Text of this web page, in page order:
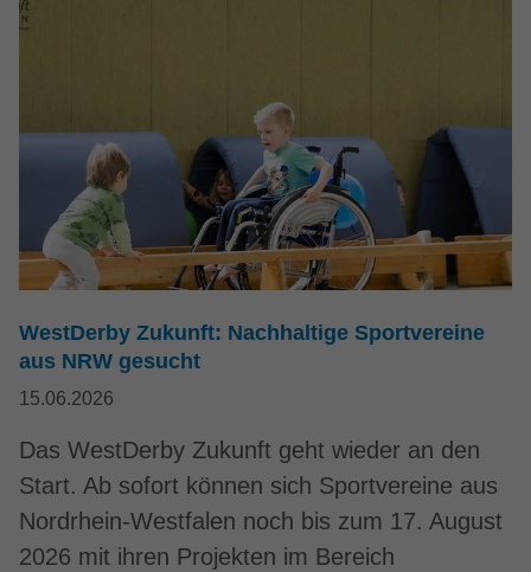
WestDerby Zukunft: Nachhaltige Sportvereine
aus NRW gesucht
15.06.2026
Das WestDerby Zukunft geht wieder an den
Start. Ab sofort können sich Sportvereine aus
Nordrhein-Westfalen noch bis zum 17. August
2026 mit ihren Projekten im Bereich